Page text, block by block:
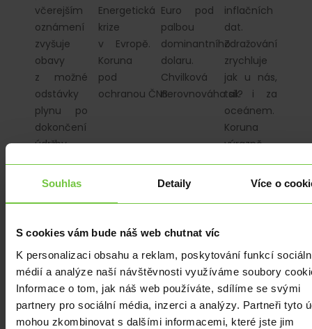
Souhlas Detaily Více o
S cookies vám bude náš web chutnat víc
K personalizaci obsahu a reklam, poskytování funkcí
médií a analýze naší návštěvnosti využíváme soubory
Informace o tom, jak náš web používáte, sdílíme se svými
partnery pro sociální média, inzerci a analýzy. Partneři tyto
mohou zkombinovat s dalšími informacemi, které jste jim
včerejším
oznámení
zvyšuje
obavy
z možné
odstávky
plynu po
dokončení
údržby
plynovodu
Nord
měny bez…
Energetická
krize
v Evropě.
Koruna
pod
ochranou ČNB.
Euro pod
palbou
dominantního
dolaru.
Chvilková
nerovnováha sil?
inflačních
dat.
Zdražování
zrychluje
jak u nás,
tak i za
oceánem.
Koruna
výrazně
zpevňuje.
EKONOMIKA|
PLN|EUR|
EKONOMIKA|
PLN| EUR|
EKONOMIKA|
EUR|USD
EKONOMIKA|
PLN|EUR|